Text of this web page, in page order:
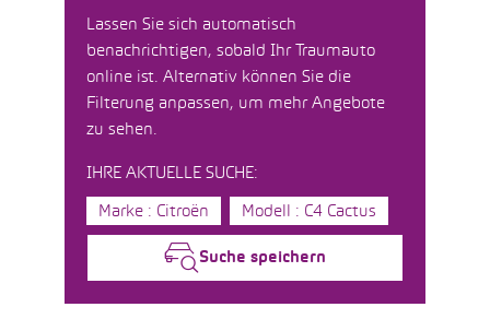
Lassen Sie sich automatisch
benachrichtigen, sobald Ihr Traumauto
online ist. Alternativ können Sie die
Filterung anpassen, um mehr Angebote
zu sehen.
IHRE AKTUELLE SUCHE:
Marke : Citroën Modell : C4 Cactus
Suche speichern